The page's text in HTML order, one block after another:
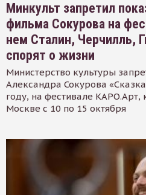
Минкульт запретил
фильма Сокурова на
нем Сталин, Черчилль,
спорят о жизни
Министерство культуры
Александра Сокурова
году, на фестивале КАРО.Арт,
Москве с 10 по 15 октября